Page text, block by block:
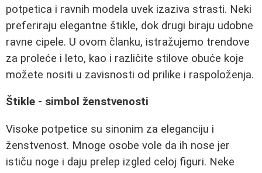
potpetica i ravnih modela uvek izaziva strasti. Neki
preferiraju elegantne štikle, dok drugi biraju udobne
ravne cipele. U ovom članku, istražujemo trendove
za proleće i leto, kao i različite stilove obuće koje
možete nositi u zavisnosti od prilike i raspoloženja.
Štikle - simbol ženstvenosti
Visoke potpetice su sinonim za eleganciju i
ženstvenost. Mnoge osobe vole da ih nose jer
ističu noge i daju prelep izgled celoj figuri. Neke